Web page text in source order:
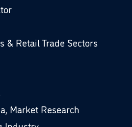
& Retail Trade Sectors
Market Research